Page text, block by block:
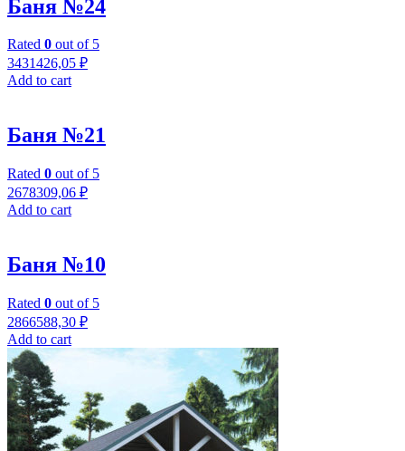
Баня №24
Rated 0 out of 5
3431426,05 ₽
Add to cart
Баня №21
Rated 0 out of 5
2678309,06 ₽
Add to cart
Баня №10
Rated 0 out of 5
2866588,30 ₽
Add to cart